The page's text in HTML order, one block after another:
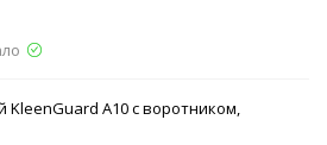
KleenGuard A10 с воротником,